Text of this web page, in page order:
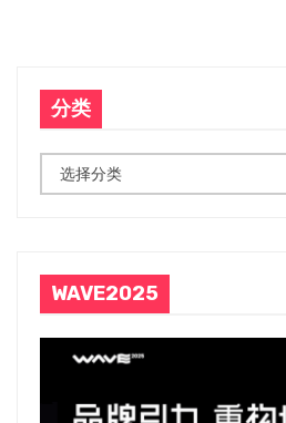
航
分类
类
WAVE2025